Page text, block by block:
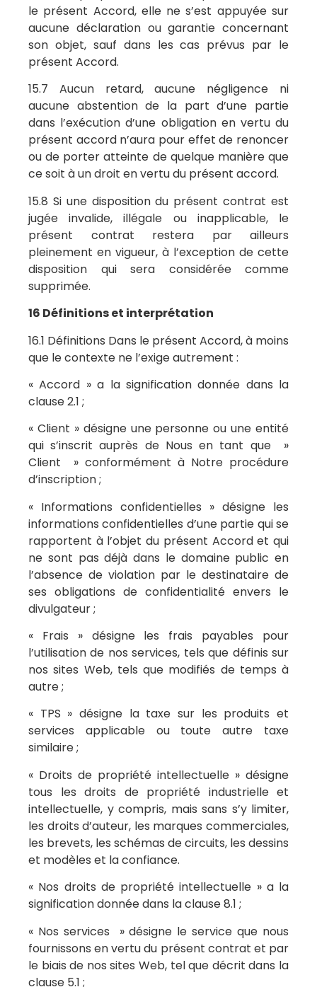
le présent Accord, elle ne s’est appuyée sur
aucune déclaration ou garantie concernant
son objet, sauf dans les cas prévus par le
présent Accord.
15.7 Aucun retard, aucune négligence ni
aucune abstention de la part d’une partie
dans l’exécution d’une obligation en vertu du
présent accord n’aura pour effet de renoncer
ou de porter atteinte de quelque manière que
ce soit à un droit en vertu du présent accord.
15.8 Si une disposition du présent contrat est
jugée invalide, illégale ou inapplicable, le
présent contrat restera par ailleurs
pleinement en vigueur, à l’exception de cette
disposition qui sera considérée comme
supprimée.
16 Définitions et interprétation
16.1 Définitions Dans le présent Accord, à moins
que le contexte ne l’exige autrement :
« Accord » a la signification donnée dans la
clause 2.1 ;
« Client » désigne une personne ou une entité
qui s’inscrit auprès de Nous en tant que »
Client » conformément à Notre procédure
d’inscription ;
« Informations confidentielles » désigne les
informations confidentielles d’une partie qui se
rapportent à l’objet du présent Accord et qui
ne sont pas déjà dans le domaine public en
l’absence de violation par le destinataire de
ses obligations de confidentialité envers le
divulgateur ;
« Frais » désigne les frais payables pour
l’utilisation de nos services, tels que définis sur
nos sites Web, tels que modifiés de temps à
autre ;
« TPS » désigne la taxe sur les produits et
services applicable ou toute autre taxe
similaire ;
« Droits de propriété intellectuelle » désigne
tous les droits de propriété industrielle et
intellectuelle, y compris, mais sans s’y limiter,
les droits d’auteur, les marques commerciales,
les brevets, les schémas de circuits, les dessins
et modèles et la confiance.
« Nos droits de propriété intellectuelle » a la
signification donnée dans la clause 8.1 ;
« Nos services » désigne le service que nous
fournissons en vertu du présent contrat et par
le biais de nos sites Web, tel que décrit dans la
clause 5.1 ;